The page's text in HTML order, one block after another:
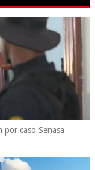
por caso Senasa